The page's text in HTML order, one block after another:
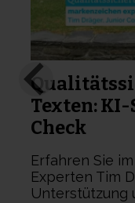
Texten:
Check
Erfahren Sie
Experten Tim
Unterstützung